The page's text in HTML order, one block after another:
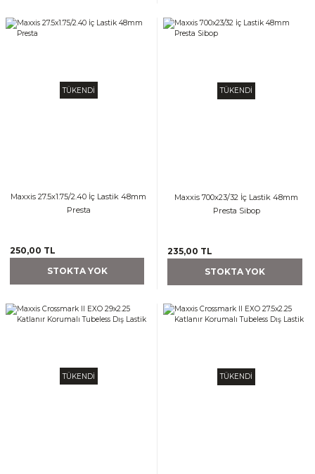
TÜKENDİ
Maxxis 27.5x1.75/2.40 İç Lastik 48mm
Presta
250,00 TL
STOKTA YOK
TÜKENDİ
Maxxis 700x23/32 İç Lastik 48mm
Presta Sibop
235,00 TL
STOKTA YOK
TÜKENDİ TÜKENDİ